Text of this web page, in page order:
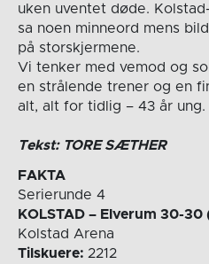
uken uventet døde.
sa noen minneord mens
på storskjermene.
Vi tenker med vemod og
en strålende trener og en
alt, alt for tidlig – 43 år ung.
Tekst: TORE SÆTHER
FAKTA
Serierunde 4
KOLSTAD – Elverum 30-30
Kolstad Arena
Tilskuere: 2212